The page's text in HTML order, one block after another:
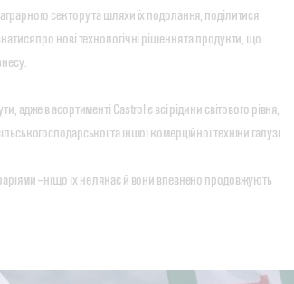
сектору та шляхи їх подолання, поділитися
про нові технологічні рішення та продукти, що
адже в асортименті Castrol є всі рідини світового рівня,
та іншої комерційної техніки галузі.
– ніщо їх не лякає й вони впевнено продовжують